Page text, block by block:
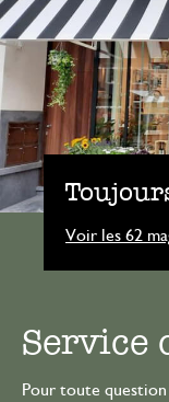
Voir les 62
Service
Pour toute question